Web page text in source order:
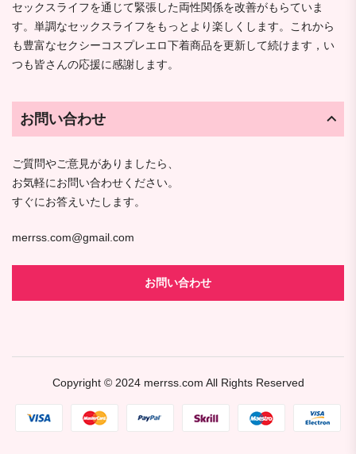
セックスライフを通じて緊張した両性関係を改善がもらていま
す。単調なセックスライフをもっとより楽しくします。これから
も豊富なセクシーコスプレエロ下着商品を更新して続けます，い
つも皆さんの応援に感謝します。
お問い合わせ
ご質問やご意見がありましたら、
お気軽にお問い合わせください。
すぐにお答えいたします。
merrss.com@gmail.com
お問い合わせ
Copyright © 2024 merrss.com All Rights Reserved